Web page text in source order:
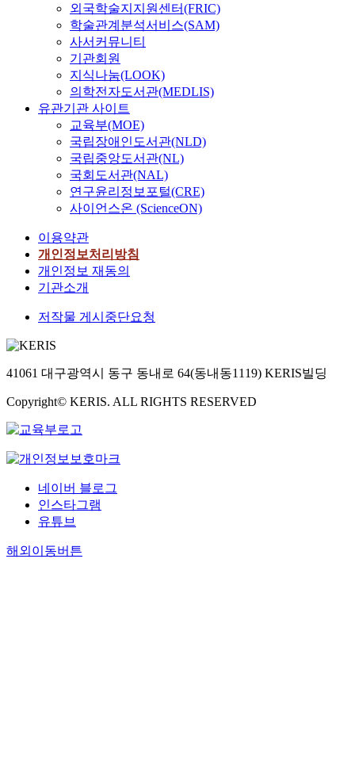
외국학술지지원센터(FRIC)
학술관계분석서비스(SAM)
사서커뮤니티
기관회원
지식나눔(LOOK)
의학전자도서관(MEDLIS)
유관기관 사이트
교육부(MOE)
국립장애인도서관(NLD)
국립중앙도서관(NL)
국회도서관(NAL)
연구윤리정보포털(CRE)
사이언스온 (ScienceON)
이용약관
개인정보처리방침
개인정보 재동의
기관소개
저작물 게시중단요청
41061 대구광역시 동구 동내로 64(동내동1119) KERIS빌딩
Copyright© KERIS. ALL RIGHTS RESERVED
네이버 블로그
인스타그램
유튜브
해외이동버튼